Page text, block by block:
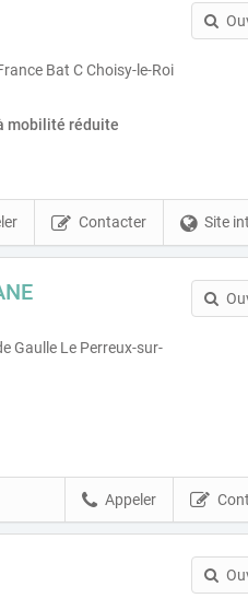
Bat C Choisy-le-Roi
mobilité réduite
Site
Contacter
Gaulle Le Perreux-sur-
Appeler